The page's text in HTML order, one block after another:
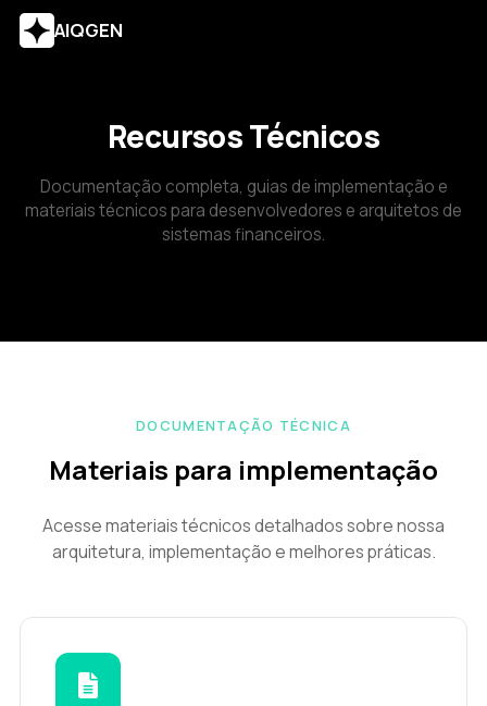
AIQGEN
Recursos Técnicos
Documentação completa, guias de implementação e
materiais técnicos para desenvolvedores e arquitetos de
sistemas financeiros.
DOCUMENTAÇÃO TÉCNICA
Materiais para implementação
Acesse materiais técnicos detalhados sobre nossa
arquitetura, implementação e melhores práticas.